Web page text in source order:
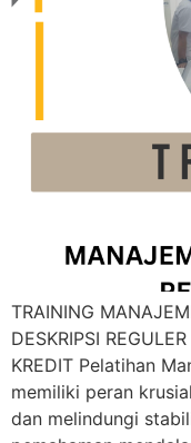
TRAINING
DESKRIPSI
KREDIT Pelatihan
memiliki peran
dan melindungi